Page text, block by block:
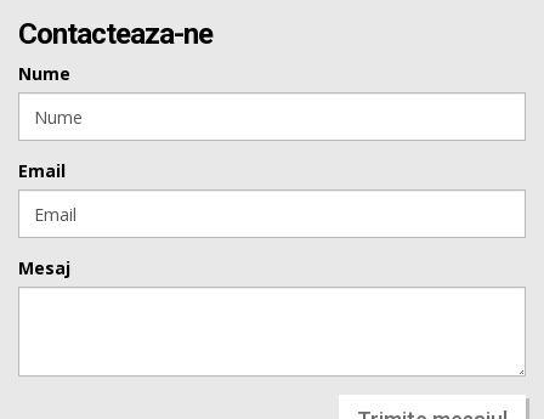
Contacteaza-ne
Nume
Email
Mesaj